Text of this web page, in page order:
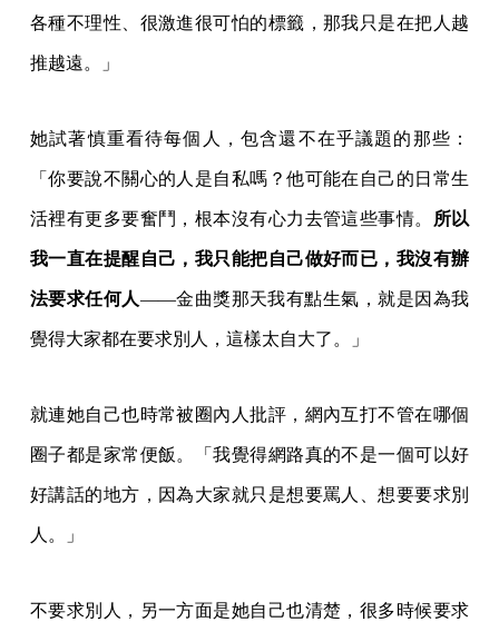
各種不理性、很激進很可怕的標籤，那我只是在把人越
推越遠。」
她試著慎重看待每個人，包含還不在乎議題的那些：
「你要說不關心的人是自私嗎？他可能在自己的日常生
活裡有更多要奮鬥，根本沒有心力去管這些事情。 所以
我一直在提醒自己，我只能把自己做好而已，我沒有辦
法要求任何人——金曲獎那天我有點生氣，就是因為我
覺得大家都在要求別人，這樣太自大了。」
就連她自己也時常被圈內人批評，網內互打不管在哪個
圈子都是家常便飯。「我覺得網路真的不是一個可以好
好講話的地方，因為大家就只是想要罵人、想要要求別
人。」
不要求別人，另一方面是她自己也清楚，很多時候要求